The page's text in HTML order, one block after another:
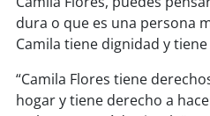
soychiloé
dura o que es una persona
Camila tiene dignidad y tiene
“Camila Flores tiene
hogar y tiene derecho a